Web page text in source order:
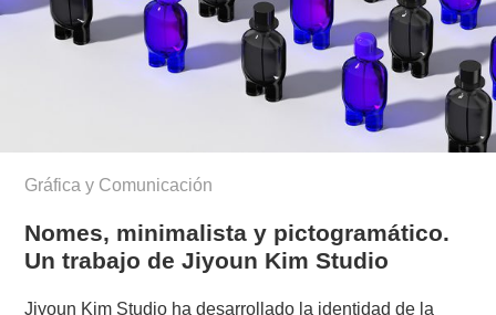
Gráfica y Comunicación
Nomes, minimalista y pictogramático.
Un trabajo de Jiyoun Kim Studio
Jiyoun Kim Studio ha desarrollado la identidad de la